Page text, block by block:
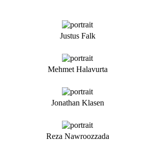
Justus Falk
Mehmet Halavurta
Jonathan Klasen
Reza Nawroozzada